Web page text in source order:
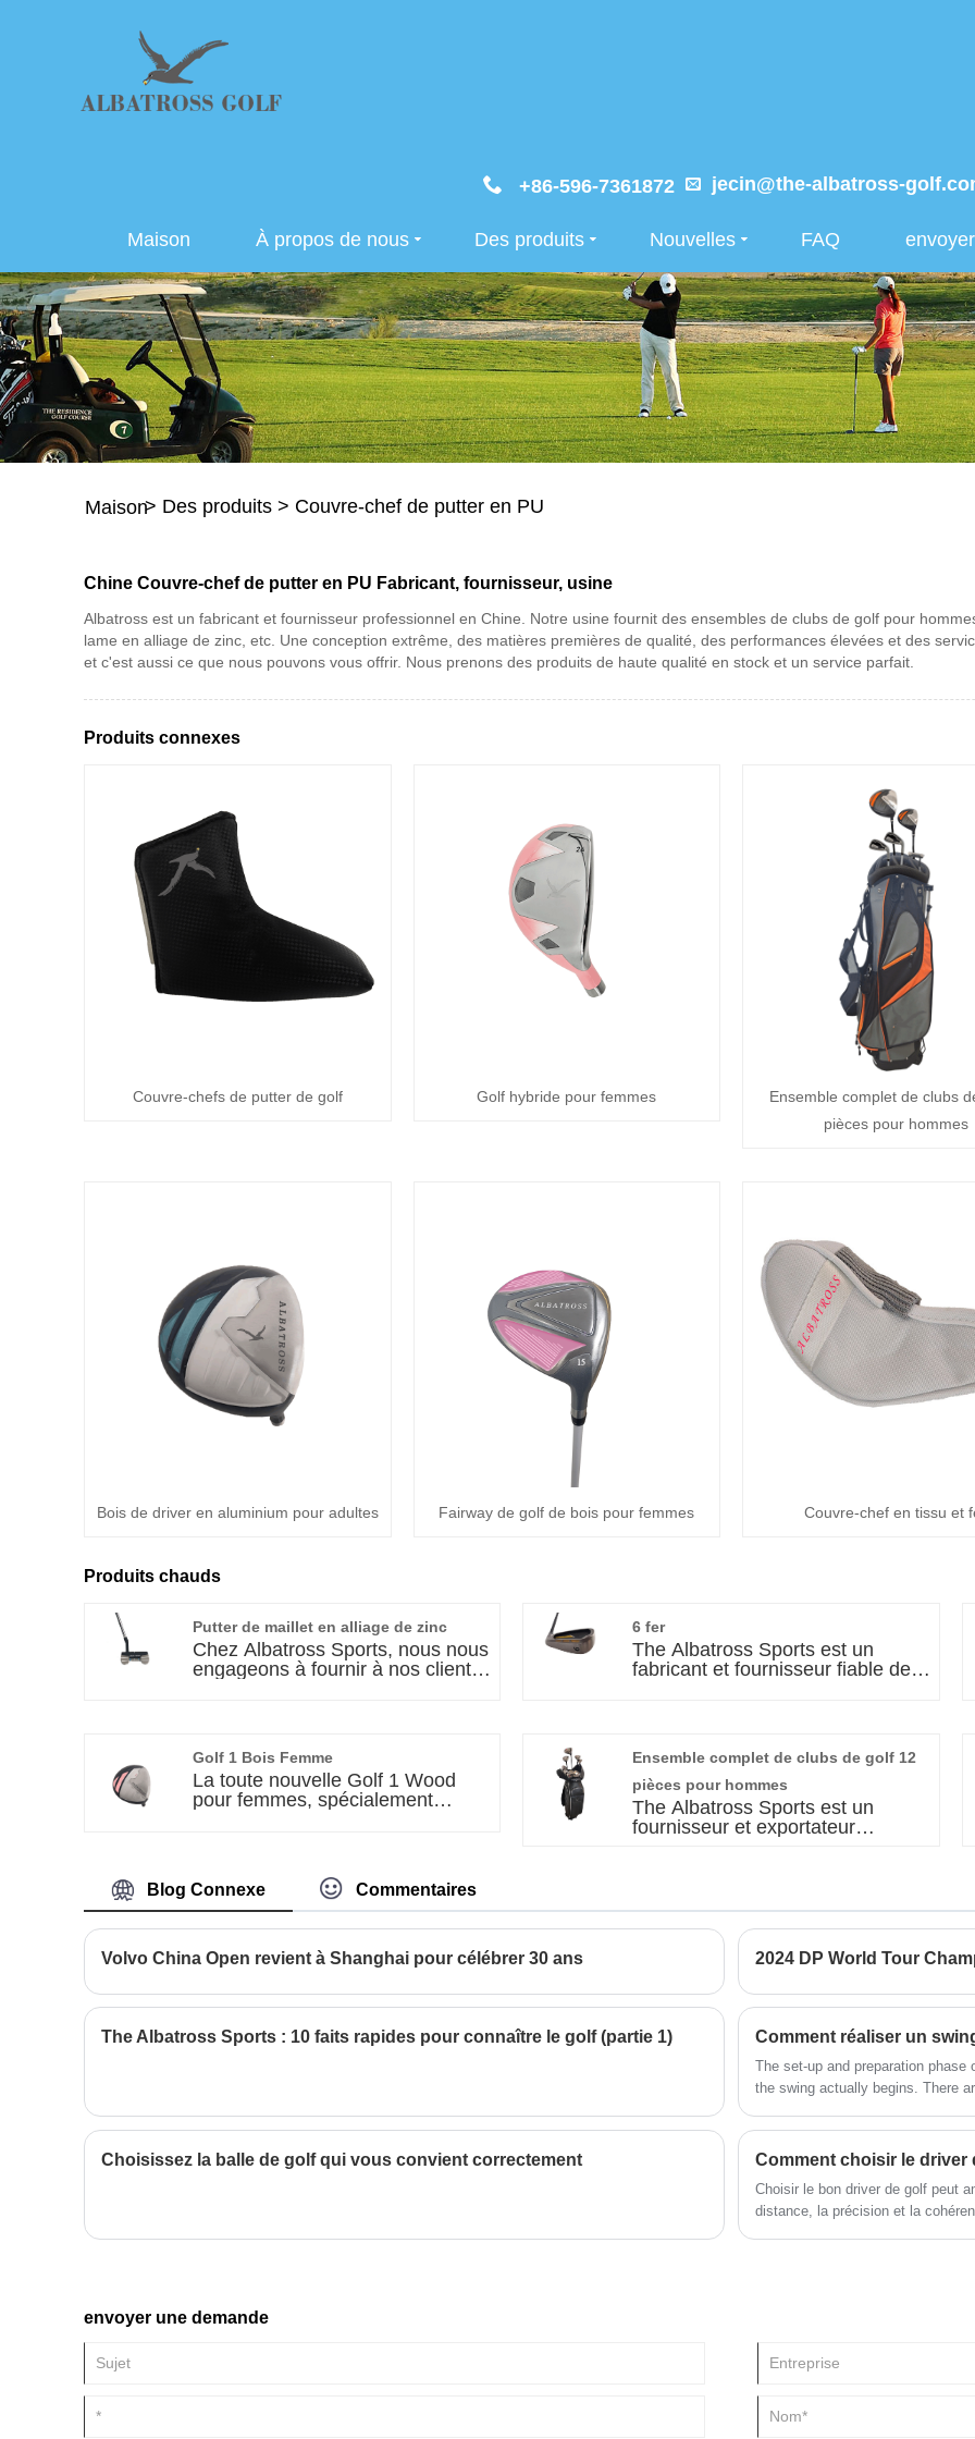
+86-596-7361872 jecin@the-albatross-
Maison À propos de nous Des produits Nouvelles FAQ
Maison> Des produits > Couvre-chef de putter en PU
Chine Couvre-chef de putter en PU Fabricant, fournisseur, usine
Albatross est un fabricant et fournisseur professionnel en Chine. Notre usine fournit des ensembles de clubs de golf pour
lame en alliage de zinc, etc. Une conception extrême, des matières premières de qualité, des performances élevées et des
et c'est aussi ce que nous pouvons vous offrir. Nous prenons des produits de haute qualité en stock et un service parfait.
Produits connexes
Couvre-chefs de putter de golf Golf hybride pour femmes
Ensemble complet de clubs
pièces pour hommes
Bois de driver en aluminium pour adultes Fairway de golf de bois pour femmes Couvre-chef en tissu et
Produits chauds
Putter de maillet en alliage de zinc
Chez Albatross Sports, nous nous
engageons à fournir à nos clients
à long terme avec vous. Avec
notre putter à maillet en alliage de
zinc, vous ne pouvez vous
attendre à rien de moins qu'une
un prix compétitif.
6 fer
The Albatross Sports est un
fabricant et fournisseur fiable de
un prix abordable. Doté
d'excellentes performances et
d'une durabilité inégalée, ce fer 6
est un choix parfait pour les
golfeurs de différents niveaux.
Golf 1 Bois Femme
La toute nouvelle Golf 1 Wood
pour femmes, spécialement
promotion. Pour de nombreuses
golfeuses, le premier coup est
une étape assez cruciale
pilote n’est pas dans la bonne
au long de la manche. Ce bois
coups de départ féminins plus
mode. En termes de
performances, il se concentre sur
la facilité de frappe et la tolérance
aux erreurs, permettant aux
Ensemble complet de clubs de golf 12
pièces pour hommes
The Albatross Sports est un
fournisseur et exportateur
système ODM/OEM le plus
économique pour répondre au
maximum à leurs désirs. Avec un
driver en titane, une conception
légère et une tolérance élevée,
cet ensemble complet de 12 clubs
de golf pour hommes d'Albatross
Sports est parfait pour les golfeurs
de tous niveaux qui recherchent
des options de qualité, de
durabilité et de personnalisation.
Blog Connexe Commentaires
Volvo China Open revient à Shanghai pour célébrer 30 ans 2024 DP World Tour
The Albatross Sports : 10 faits rapides pour connaître le golf (partie 1) Comment réaliser un
The set-up and preparation
the swing actually begins. There
Choisissez la balle de golf qui vous convient correctement Comment choisir le driver
Choisir le bon driver de golf peut
distance, la précision et la
envoyer une demande